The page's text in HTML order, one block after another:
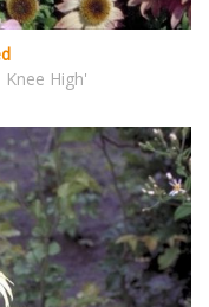
Knee High'